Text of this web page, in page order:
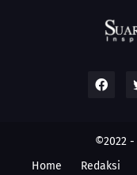
©2022 -
Home
Redaksi